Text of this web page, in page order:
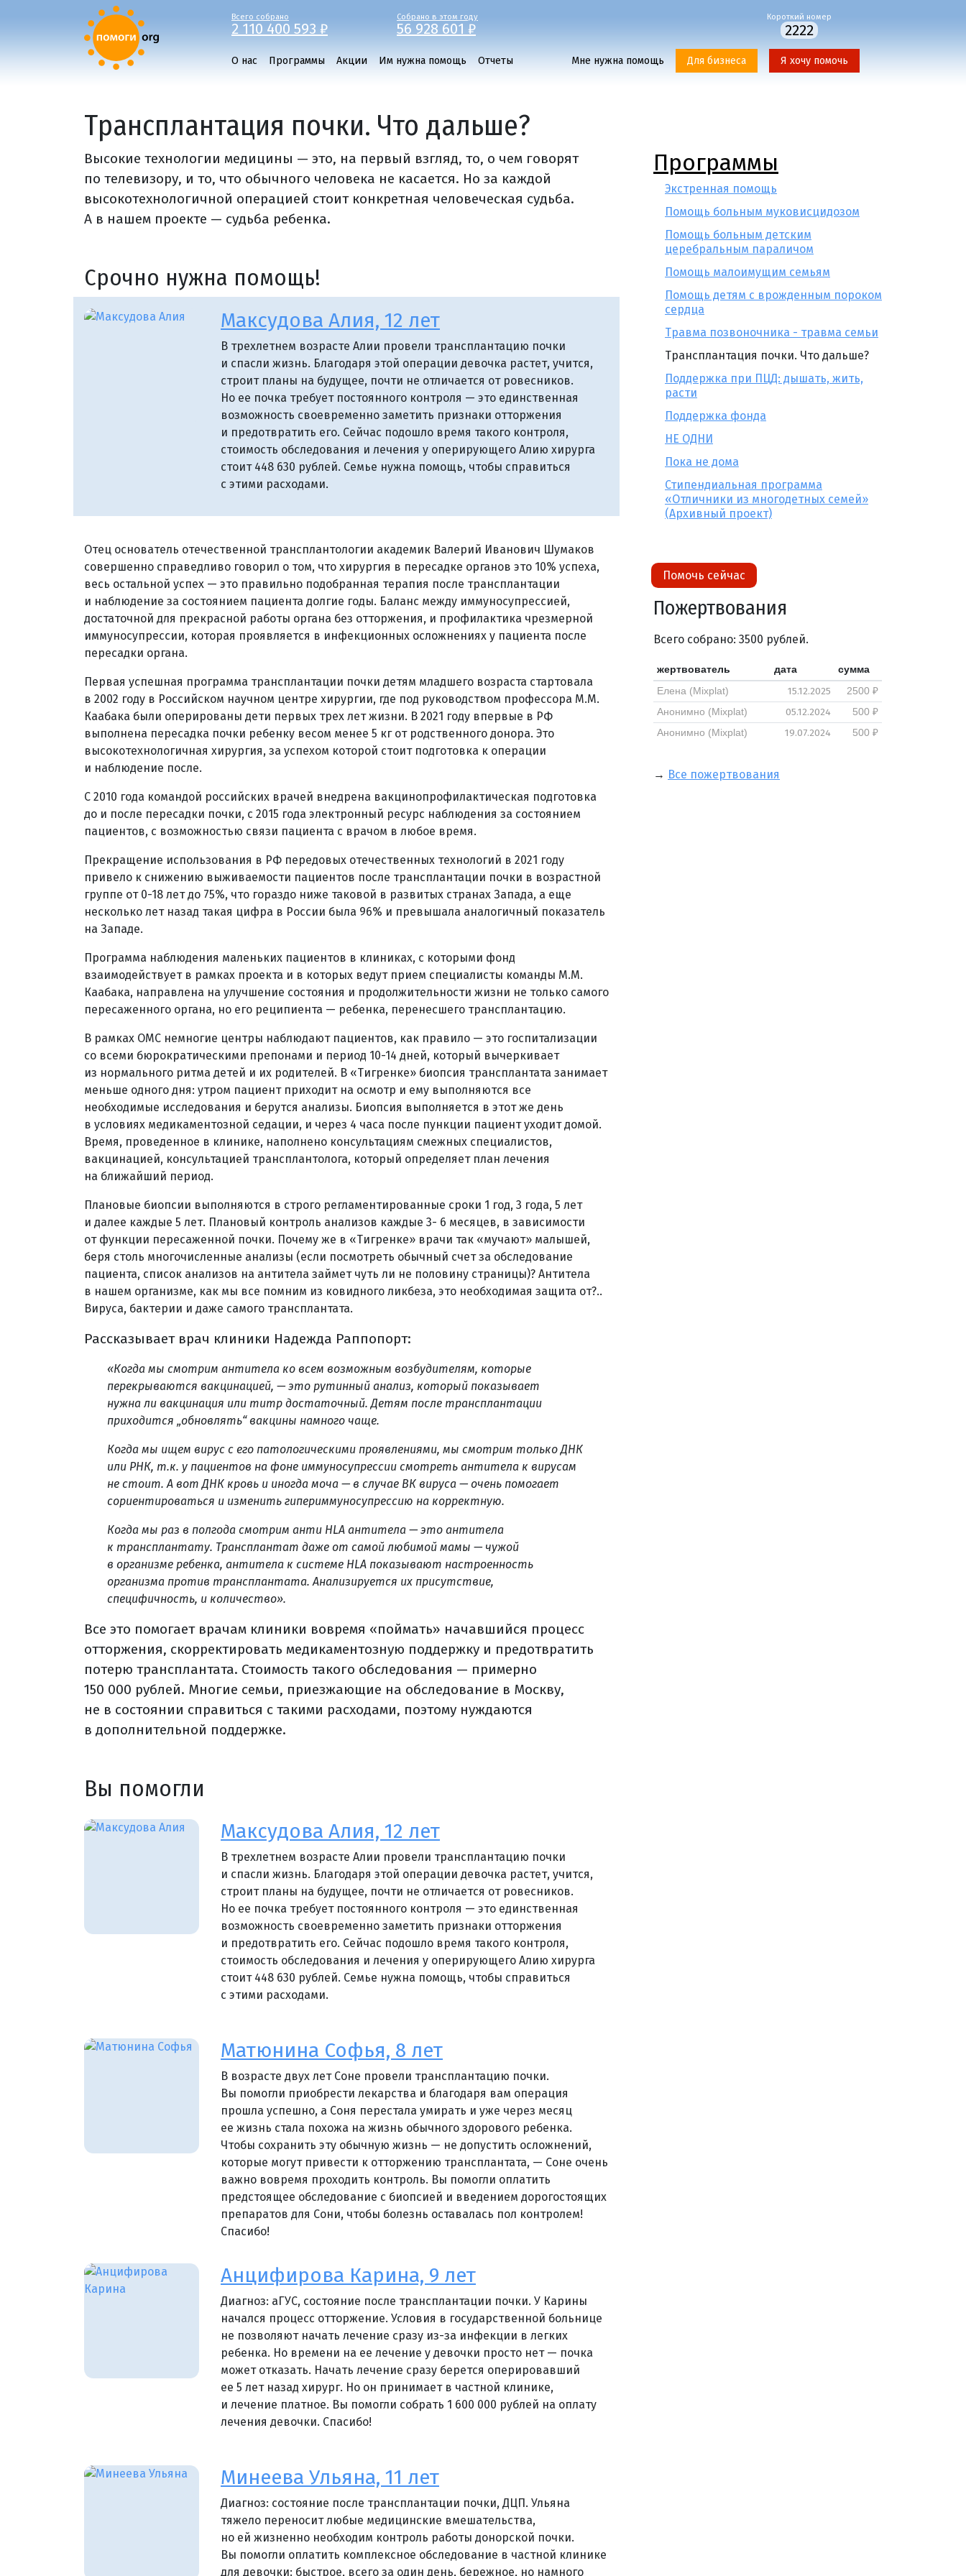
Всего собрано
2 110 400 593 ₽
Собрано в этом году
56 928 601 ₽
Короткий номер
2222
О нас Программы Акции Им нужна помощь Отчеты Мне нужна помощь Для бизнеса Я хочу помочь
Трансплантация почки. Что дальше?
Высокие технологии медицины — это, на первый взгляд, то, о чем говорят
по телевизору, и то, что обычного человека не касается. Но за каждой
высокотехнологичной операцией стоит конкретная человеческая судьба.
А в нашем проекте — судьба ребенка.
Срочно нужна помощь!
Максудова Алия, 12 лет
В трехлетнем возрасте Алии провели трансплантацию почки
и спасли жизнь. Благодаря этой операции девочка растет, учится,
строит планы на будущее, почти не отличается от ровесников.
Но ее почка требует постоянного контроля — это единственная
возможность своевременно заметить признаки отторжения
и предотвратить его. Сейчас подошло время такого контроля,
стоимость обследования и лечения у оперирующего Алию хирурга
стоит 448 630 рублей. Семье нужна помощь, чтобы справиться
с этими расходами.
Отец основатель отечественной трансплантологии академик Валерий Иванович Шумаков
совершенно справедливо говорил о том, что хирургия в пересадке органов это 10% успеха,
весь остальной успех — это правильно подобранная терапия после трансплантации
и наблюдение за состоянием пациента долгие годы. Баланс между иммуносупрессией,
достаточной для прекрасной работы органа без отторжения, и профилактика чрезмерной
иммуносупрессии, которая проявляется в инфекционных осложнениях у пациента после
пересадки органа.
Первая успешная программа трансплантации почки детям младшего возраста стартовала
в 2002 году в Российском научном центре хирургии, где под руководством профессора М.М.
Каабака были оперированы дети первых трех лет жизни. В 2021 году впервые в РФ
выполнена пересадка почки ребенку весом менее 5 кг от родственного донора. Это
высокотехнологичная хирургия, за успехом которой стоит подготовка к операции
и наблюдение после.
С 2010 года командой российских врачей внедрена вакцинопрофилактическая подготовка
до и после пересадки почки, с 2015 года электронный ресурс наблюдения за состоянием
пациентов, с возможностью связи пациента с врачом в любое время.
Прекращение использования в РФ передовых отечественных технологий в 2021 году
привело к снижению выживаемости пациентов после трансплантации почки в возрастной
группе от 0-18 лет до 75%, что гораздо ниже таковой в развитых странах Запада, а еще
несколько лет назад такая цифра в России была 96% и превышала аналогичный показатель
на Западе.
Программа наблюдения маленьких пациентов в клиниках, с которыми фонд
взаимодействует в рамках проекта и в которых ведут прием специалисты команды М.М.
Каабака, направлена на улучшение состояния и продолжительности жизни не только самого
пересаженного органа, но его реципиента — ребенка, перенесшего трансплантацию.
В рамках ОМС немногие центры наблюдают пациентов, как правило — это госпитализации
со всеми бюрократическими препонами и период 10-14 дней, который вычеркивает
из нормального ритма детей и их родителей. В «Тигренке» биопсия трансплантата занимает
меньше одного дня: утром пациент приходит на осмотр и ему выполняются все
необходимые исследования и берутся анализы. Биопсия выполняется в этот же день
в условиях медикаментозной седации, и через 4 часа после пункции пациент уходит домой.
Время, проведенное в клинике, наполнено консультациям смежных специалистов,
вакцинацией, консультацией трансплантолога, который определяет план лечения
на ближайший период.
Плановые биопсии выполняются в строго регламентированные сроки 1 год, 3 года, 5 лет
и далее каждые 5 лет. Плановый контроль анализов каждые 3- 6 месяцев, в зависимости
от функции пересаженной почки. Почему же в «Тигренке» врачи так «мучают» малышей,
беря столь многочисленные анализы (если посмотреть обычный счет за обследование
пациента, список анализов на антитела займет чуть ли не половину страницы)? Антитела
в нашем организме, как мы все помним из ковидного ликбеза, это необходимая защита от?..
Вируса, бактерии и даже самого трансплантата.
Рассказывает врач клиники Надежда Раппопорт:
«Когда мы смотрим антитела ко всем возможным возбудителям, которые
перекрываются вакцинацией, — это рутинный анализ, который показывает
нужна ли вакцинация или титр достаточный. Детям после трансплантации
приходится „обновлять“ вакцины намного чаще.
Когда мы ищем вирус с его патологическими проявлениями, мы смотрим только ДНК
или РНК, т.к. у пациентов на фоне иммуносупрессии смотреть антитела к вирусам
не стоит. А вот ДНК кровь и иногда моча — в случае ВК вируса — очень помогает
сориентироваться и изменить гипериммуносупрессию на корректную.
Когда мы раз в полгода смотрим анти HLA антитела — это антитела
к трансплантату. Трансплантат даже от самой любимой мамы — чужой
в организме ребенка, антитела к системе HLА показывают настроенность
организма против трансплантата. Анализируется их присутствие,
специфичность, и количество».
Все это помогает врачам клиники вовремя «поймать» начавшийся процесс
отторжения, скорректировать медикаментозную поддержку и предотвратить
потерю трансплантата. Стоимость такого обследования — примерно
150 000 рублей. Многие семьи, приезжающие на обследование в Москву,
не в состоянии справиться с такими расходами, поэтому нуждаются
в дополнительной поддержке.
Вы помогли
Максудова Алия, 12 лет
В трехлетнем возрасте Алии провели трансплантацию почки
и спасли жизнь. Благодаря этой операции девочка растет, учится,
строит планы на будущее, почти не отличается от ровесников.
Но ее почка требует постоянного контроля — это единственная
возможность своевременно заметить признаки отторжения
и предотвратить его. Сейчас подошло время такого контроля,
стоимость обследования и лечения у оперирующего Алию хирурга
стоит 448 630 рублей. Семье нужна помощь, чтобы справиться
с этими расходами.
Матюнина Софья, 8 лет
В возрасте двух лет Соне провели трансплантацию почки.
Вы помогли приобрести лекарства и благодаря вам операция
прошла успешно, а Соня перестала умирать и уже через месяц
ее жизнь стала похожа на жизнь обычного здорового ребенка.
Чтобы сохранить эту обычную жизнь — не допустить осложнений,
которые могут привести к отторжению трансплантата, — Соне очень
важно вовремя проходить контроль. Вы помогли оплатить
предстоящее обследование с биопсией и введением дорогостоящих
препаратов для Сони, чтобы болезнь оставалась пол контролем!
Спасибо!
Анцифирова Карина, 9 лет
Диагноз: аГУС, состояние после трансплантации почки. У Карины
начался процесс отторжение. Условия в государственной больнице
не позволяют начать лечение сразу из-за инфекции в легких
ребенка. Но времени на ее лечение у девочки просто нет — почка
может отказать. Начать лечение сразу берется оперировавший
ее 5 лет назад хирург. Но он принимает в частной клинике,
и лечение платное. Вы помогли собрать 1 600 000 рублей на оплату
лечения девочки. Спасибо!
Минеева Ульяна, 11 лет
Диагноз: состояние после трансплантации почки, ДЦП. Ульяна
тяжело переносит любые медицинские вмешательства,
но ей жизненно необходим контроль работы донорской почки.
Вы помогли оплатить комплексное обследование в частной клинике
для девочки: быстрое, всего за один день, бережное, но намного
Программы
Экстренная помощь
Помощь больным муковисцидозом
Помощь больным детским
церебральным параличом
Помощь малоимущим семьям
Помощь детям с врожденным пороком
сердца
Травма позвоночника - травма семьи
Трансплантация почки. Что дальше?
Поддержка при ПЦД: дышать, жить,
расти
Поддержка фонда
НЕ ОДНИ
Пока не дома
Стипендиальная программа
«Отличники из многодетных семей»
(Архивный проект)
Помочь сейчас
Пожертвования
Всего собрано: 3500 рублей.
жертвователь дата
сумма
Елена (Mixplat)
15.12.2025
2500 ₽
Анонимно (Mixplat)
05.12.2024
500 ₽
Анонимно (Mixplat)
19.07.2024 500 ₽
→ Все пожертвования